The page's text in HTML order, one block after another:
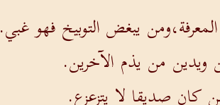
يبغض التوبيخ فهو غبي.
من يذم الآخرين.